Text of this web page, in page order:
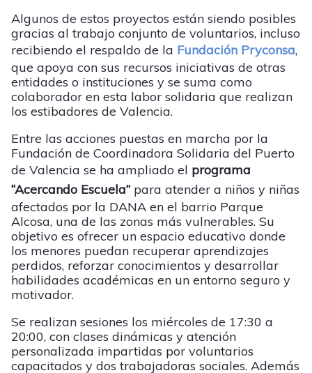
Algunos de estos proyectos están siendo posibles
gracias al trabajo conjunto de voluntarios, incluso
recibiendo el respaldo de la Fundación Pryconsa,
que apoya con sus recursos iniciativas de otras
entidades o instituciones y se suma como
colaborador en esta labor solidaria que realizan
los estibadores de Valencia.
Entre las acciones puestas en marcha por la
Fundación de Coordinadora Solidaria del Puerto
de Valencia se ha ampliado el programa
“Acercando Escuela” para atender a niños y niñas
afectados por la DANA en el barrio Parque
Alcosa, una de las zonas más vulnerables. Su
objetivo es ofrecer un espacio educativo donde
los menores puedan recuperar aprendizajes
perdidos, reforzar conocimientos y desarrollar
habilidades académicas en un entorno seguro y
motivador.
Se realizan sesiones los miércoles de 17:30 a
20:00, con clases dinámicas y atención
personalizada impartidas por voluntarios
capacitados y dos trabajadoras sociales. Además